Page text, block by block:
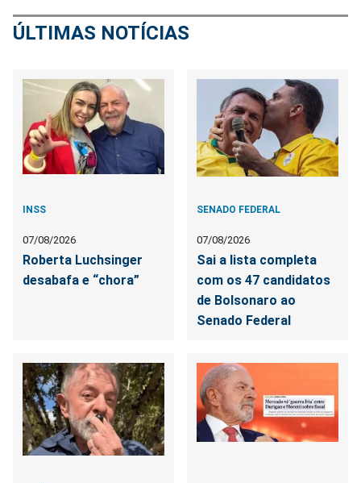
ÚLTIMAS NOTÍCIAS
INSS
07/08/2026
Roberta Luchsinger
desabafa e “chora”
SENADO FEDERAL
07/08/2026
Sai a lista completa
com os 47 candidatos
de Bolsonaro ao
Senado Federal